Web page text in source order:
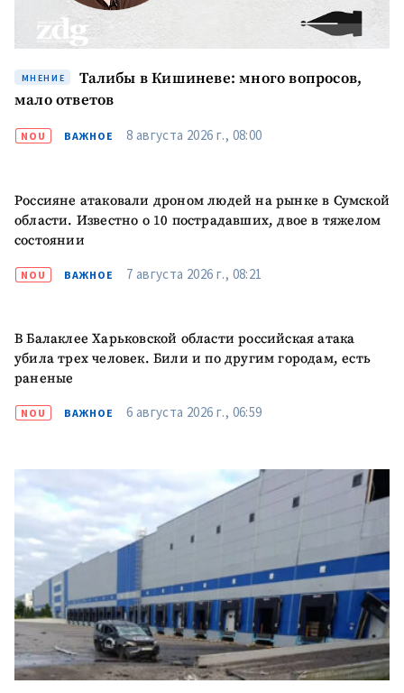
МНЕНИЕ
Талибы в Кишиневе: много вопросов,
мало ответов
NOU ВАЖНОЕ 8 августа 2026 г., 08:00
Россияне атаковали дроном людей на рынке в Сумской
области. Известно о 10 пострадавших, двое в тяжелом
состоянии
NOU ВАЖНОЕ 7 августа 2026 г., 08:21
В Балаклее Харьковской области российская атака
убила трех человек. Били и по другим городам, есть
раненые
NOU ВАЖНОЕ 6 августа 2026 г., 06:59